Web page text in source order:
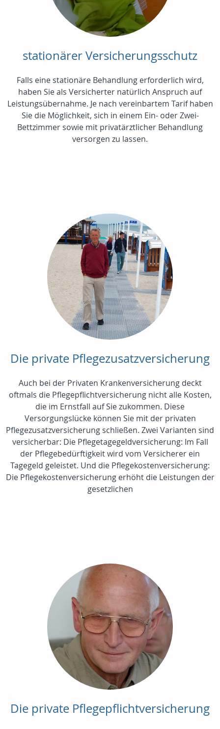
stationärer Versicherungsschutz
Falls eine stationäre Behandlung erforderlich wird,
haben Sie als Versicherter natürlich Anspruch auf
Leistungsübernahme. Je nach vereinbartem Tarif haben
Sie die Möglichkeit, sich in einem Ein- oder Zwei-
Bettzimmer sowie mit privatärztlicher Behandlung
versorgen zu lassen.
Die private Pflegezusatzversicherung
Auch bei der Privaten Krankenversicherung deckt
oftmals die Pflegepflichtversicherung nicht alle Kosten,
die im Ernstfall auf Sie zukommen. Diese
Versorgungslücke können Sie mit der privaten
Pflegezusatzversicherung schließen. Zwei Varianten sind
versicherbar: Die Pflegetagegeldversicherung: Im Fall
der Pflegebedürftigkeit wird vom Versicherer ein
Tagegeld geleistet. Und die Pflegekostenversicherung:
Die Pflegekostenversicherung erhöht die Leistungen der
gesetzlichen
Die private Pflegepflichtversicherung